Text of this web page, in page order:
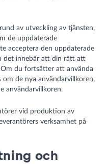
av utveckling av tjänsten,
de uppdaterade
acceptera den uppdaterade
det innebär att din rätt att
du fortsätter att använda
de nya användarvillkoren,
användarvillkoren.
vid produktion av
verksamhet på
och